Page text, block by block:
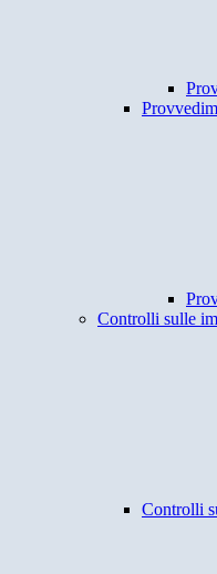
Controlli sulle
Controlli